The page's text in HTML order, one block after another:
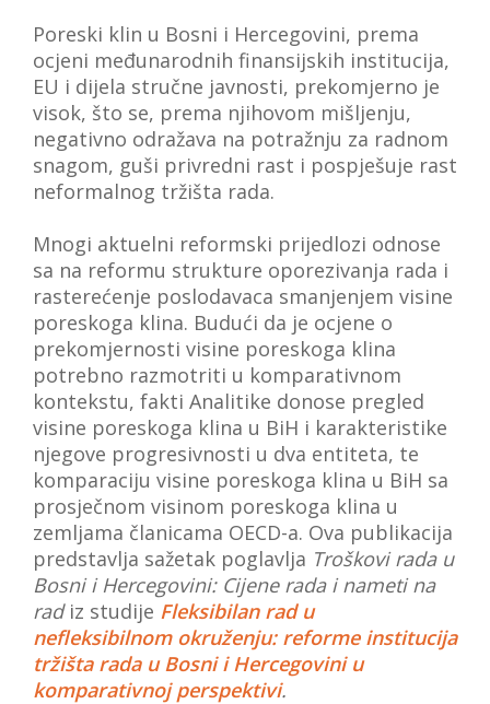
Poreski klin u Bosni i Hercegovini, prema
ocjeni međunarodnih finansijskih institucija,
EU i dijela stručne javnosti, prekomjerno je
visok, što se, prema njihovom mišljenju,
negativno odražava na potražnju za radnom
snagom, guši privredni rast i pospješuje rast
neformalnog tržišta rada.
Mnogi aktuelni reformski prijedlozi odnose
sa na reformu strukture oporezivanja rada i
rasterećenje poslodavaca smanjenjem visine
poreskoga klina. Budući da je ocjene o
prekomjernosti visine poreskoga klina
potrebno razmotriti u komparativnom
kontekstu, fakti Analitike donose pregled
visine poreskoga klina u BiH i karakteristike
njegove progresivnosti u dva entiteta, te
komparaciju visine poreskoga klina u BiH sa
prosječnom visinom poreskoga klina u
zemljama članicama OECD-a. Ova publikacija
predstavlja sažetak poglavlja Troškovi rada u
Bosni i Hercegovini: Cijene rada i nameti na
rad iz studije Fleksibilan rad u
nefleksibilnom okruženju: reforme institucija
tržišta rada u Bosni i Hercegovini u
komparativnoj perspektivi.